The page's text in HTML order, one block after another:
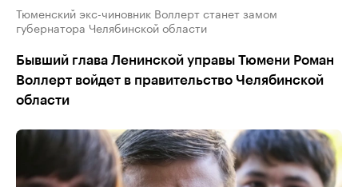
Тюменский экс-чиновник Воллерт станет замом
губернатора Челябинской области
Бывший глава Ленинской управы Тюмени Роман
Воллерт войдет в правительство Челябинской
области